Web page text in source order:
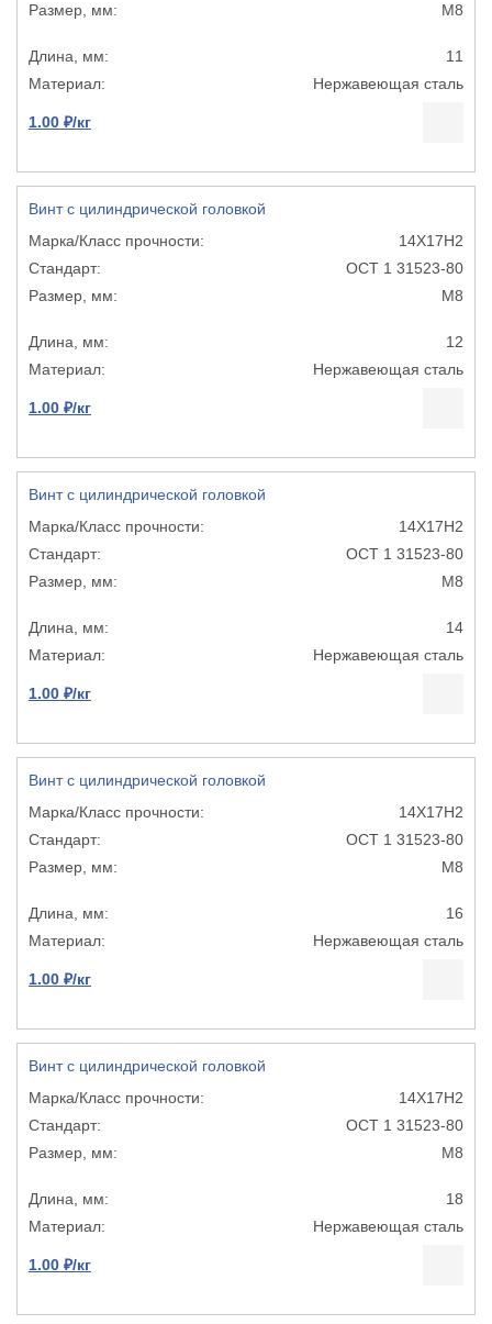
М8
11
Нержавеющая сталь
1.00 ₽/кг
Винт с цилиндрической головкой
14Х17Н2
ОСТ 1 31523-80
М8
12
Нержавеющая сталь
1.00 ₽/кг
Винт с цилиндрической головкой
14Х17Н2
ОСТ 1 31523-80
М8
14
Нержавеющая сталь
1.00 ₽/кг
Винт с цилиндрической головкой
14Х17Н2
ОСТ 1 31523-80
М8
16
Нержавеющая сталь
1.00 ₽/кг
Винт с цилиндрической головкой
14Х17Н2
ОСТ 1 31523-80
М8
18
Нержавеющая сталь
1.00 ₽/кг